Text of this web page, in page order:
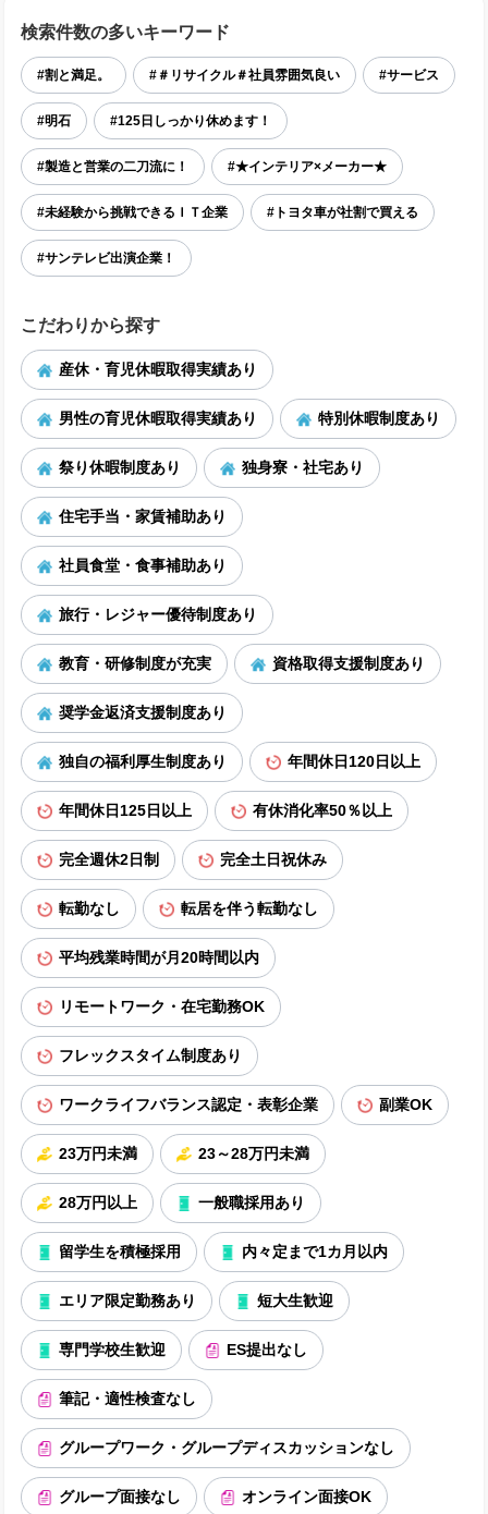
検索件数の多いキーワード
#割と満足。 #＃リサイクル＃社員雰囲気良い #サービス
#明石 #125日しっかり休めます！
#製造と営業の二刀流に！ #★インテリア×メーカー★
#未経験から挑戦できるＩＴ企業 #トヨタ車が社割で買える
#サンテレビ出演企業！
こだわりから探す
産休・育児休暇取得実績あり
男性の育児休暇取得実績あり 特別休暇制度あり
祭り休暇制度あり 独身寮・社宅あり
住宅手当・家賃補助あり
社員食堂・食事補助あり
旅行・レジャー優待制度あり
教育・研修制度が充実 資格取得支援制度あり
奨学金返済支援制度あり
独自の福利厚生制度あり 年間休日120日以上
年間休日125日以上 有休消化率50％以上
完全週休2日制 完全土日祝休み
転勤なし 転居を伴う転勤なし
平均残業時間が月20時間以内
リモートワーク・在宅勤務OK
フレックスタイム制度あり
ワークライフバランス認定・表彰企業 副業OK
23万円未満 23～28万円未満
28万円以上 一般職採用あり
留学生を積極採用 内々定まで1カ月以内
エリア限定勤務あり 短大生歓迎
専門学校生歓迎 ES提出なし
筆記・適性検査なし
グループワーク・グループディスカッションなし
グループ面接なし オンライン面接OK